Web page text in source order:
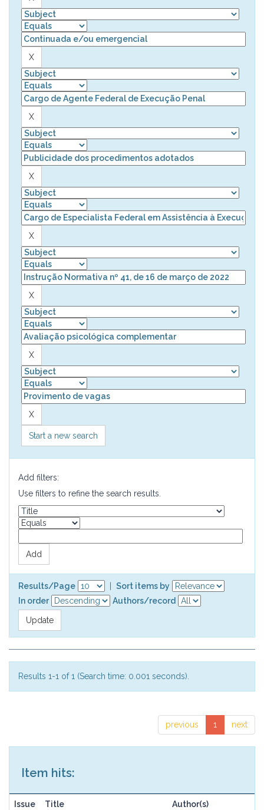
Start a new search
Add filters:
Use filters to refine the search results.
Results/Page
Sort items by
In order
Authors/record
Results 1-1 of 1 (Search time: 0.001 seconds).
previous 1 next
Item hits:
Issue Title Author(s)